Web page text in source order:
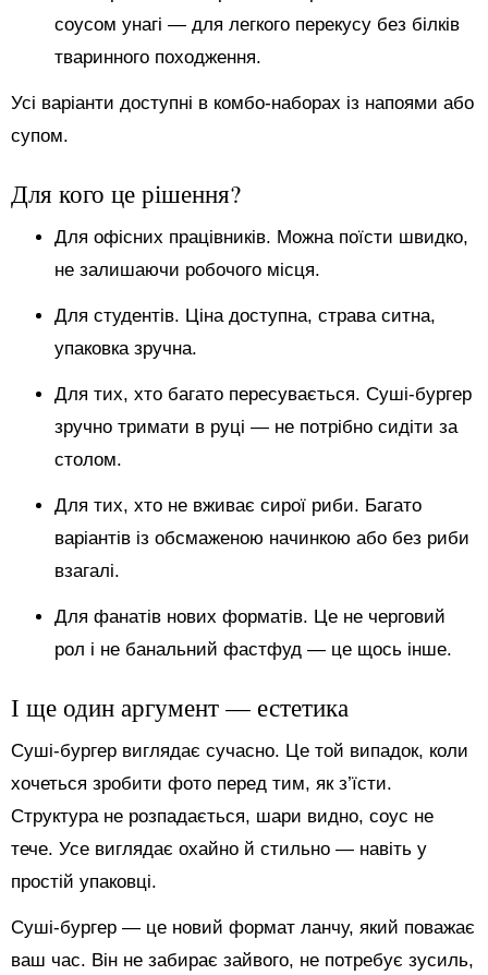
соусом унагі — для легкого перекусу без білків
тваринного походження.
Усі варіанти доступні в комбо-наборах із напоями або
супом.
Для кого це рішення?
Для офісних працівників. Можна поїсти швидко,
не залишаючи робочого місця.
Для студентів. Ціна доступна, страва ситна,
упаковка зручна.
Для тих, хто багато пересувається. Суші-бургер
зручно тримати в руці — не потрібно сидіти за
столом.
Для тих, хто не вживає сирої риби. Багато
варіантів із обсмаженою начинкою або без риби
взагалі.
Для фанатів нових форматів. Це не черговий
рол і не банальний фастфуд — це щось інше.
І ще один аргумент — естетика
Суші-бургер виглядає сучасно. Це той випадок, коли
хочеться зробити фото перед тим, як з’їсти.
Структура не розпадається, шари видно, соус не
тече. Усе виглядає охайно й стильно — навіть у
простій упаковці.
Суші-бургер — це новий формат ланчу, який поважає
ваш час. Він не забирає зайвого, не потребує зусиль,